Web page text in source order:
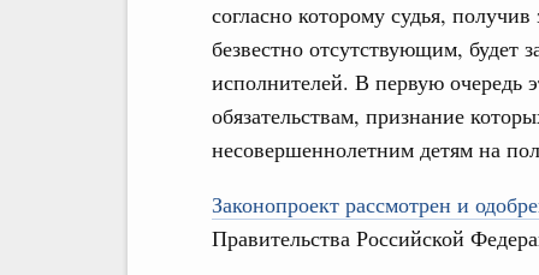
согласно которому судья,
безвестно отсутствующим,
исполнителей. В первую очередь
обязательствам, признание
несовершеннолетним детям на
Законопроект рассмотрен и
Правительства Российской